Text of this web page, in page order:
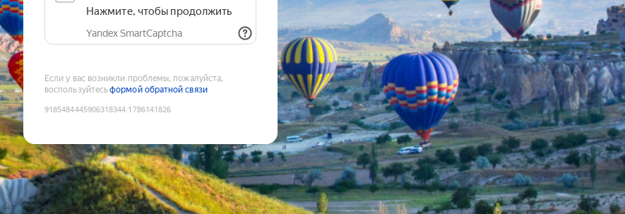
Нажмите, чтобы продолжить
Yandex SmartCaptcha
Если у вас возникли проблемы, пожалуйста,
воспользуйтесьформой обратной связи
9185484445906318344:1786141826